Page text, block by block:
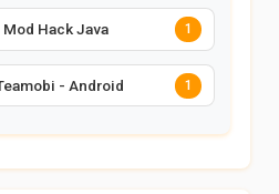
Mod Hack Java 1
- Android 1